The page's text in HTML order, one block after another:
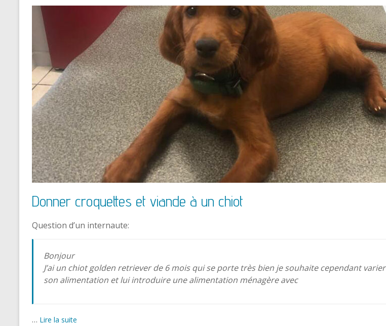
Donner croquettes et viande à un chiot
Question d’un internaute:
Bonjour
J’ai un chiot golden retriever de 6 mois qui se porte très bien je souhaite cependant varier
son alimentation et lui introduire une alimentation ménagère avec
… Lire la suite